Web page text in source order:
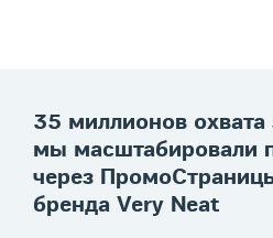
35 миллионов
мы масштабировали
через
бренда Very Neat